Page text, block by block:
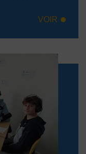
VOIR